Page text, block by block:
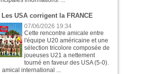
Les USA corrigent la FRANCE
07/06/2026 19:34
Cette rencontre amicale entre
l'équipe U20 américaine et une
sélection tricolore composée de
joueuses U21 a nettement
tourné en faveur des USA (5-0).
amical international ...